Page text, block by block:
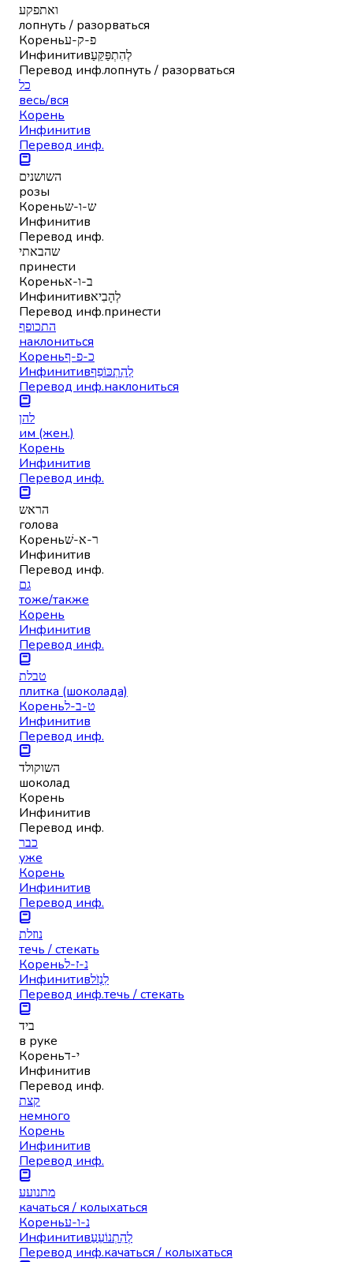
ואתפקע
лопнуть / разорваться
Кореньפ-ק-ע
Инфинитивלְהִתְפַּקֵּעַ
Перевод инф.лопнуть / разорваться
כל
весь/вся
Корень
Инфинитив
Перевод инф.
השושנים
розы
Кореньש-ו-ש
Инфинитив
Перевод инф.
שהבאתי
принести
Кореньב-ו-א
Инфинитивלְהָבִיא
Перевод инф.принести
התכופף
наклониться
Кореньכ-פ-ף
Инфинитивלְהִתְכּוֹפֵף
Перевод инф.наклониться
להן
им (жен.)
Корень
Инфинитив
Перевод инф.
הראש
голова
Кореньר-א-שׁ
Инфинитив
Перевод инф.
גם
тоже/также
Корень
Инфинитив
Перевод инф.
טבלת
плитка (шоколада)
Кореньט-ב-ל
Инфинитив
Перевод инф.
השוקולד
шоколад
Корень
Инфинитив
Перевод инф.
כבר
уже
Корень
Инфинитив
Перевод инф.
נוזלת
течь / стекать
Кореньנ-ז-ל
Инфинитивלִנְזֹל
Перевод инф.течь / стекать
ביד
в руке
Кореньי-ד
Инфинитив
Перевод инф.
קצת
немного
Корень
Инфинитив
Перевод инф.
מתנועע
качаться / колыхаться
Кореньנ-ו-ע
Инфинитивלְהִתְנוֹעֵעַ
Перевод инф.качаться / колыхаться